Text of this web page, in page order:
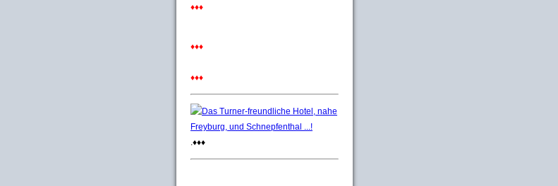
♦♦♦
♦♦♦
♦♦♦
.♦♦♦